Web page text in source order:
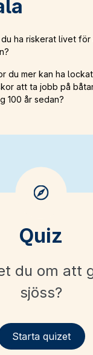
ha riskerat livet för
du mer kan ha lockat
att ta jobb på
100 år sedan?
Quiz
du om att
sjöss?
Starta quizet